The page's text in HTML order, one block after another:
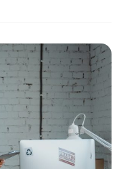
na efektywność
pracy. Styl
w jaki